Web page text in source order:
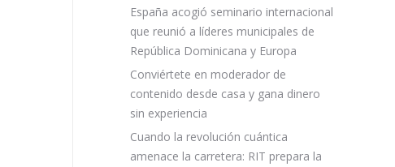
España acogió seminario internacional
que reunió a líderes municipales de
República Dominicana y Europa
Conviértete en moderador de
contenido desde casa y gana dinero
sin experiencia
Cuando la revolución cuántica
amenace la carretera: RIT prepara la